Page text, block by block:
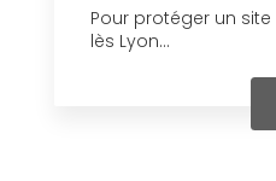
Pour protéger un site
lès Lyon...